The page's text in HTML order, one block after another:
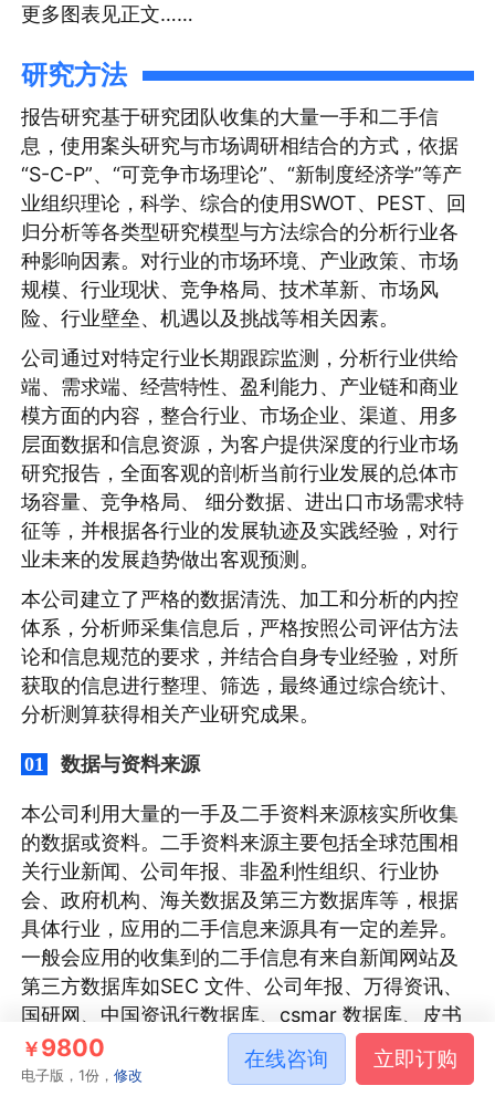
更多图表见正文……
研究方法
报告研究基于研究团队收集的大量一手和二手信
息，使用案头研究与市场调研相结合的方式，依据
“S-C-P”、“可竞争市场理论”、“新制度经济学”等产
业组织理论，科学、综合的使用SWOT、PEST、回
归分析等各类型研究模型与方法综合的分析行业各
种影响因素。对行业的市场环境、产业政策、市场
规模、行业现状、竞争格局、技术革新、市场风
险、行业壁垒、机遇以及挑战等相关因素。
公司通过对特定行业长期跟踪监测，分析行业供给
端、需求端、经营特性、盈利能力、产业链和商业
模方面的内容，整合行业、市场企业、渠道、用多
层面数据和信息资源，为客户提供深度的行业市场
研究报告，全面客观的剖析当前行业发展的总体市
场容量、竞争格局、 细分数据、进出口市场需求特
征等，并根据各行业的发展轨迹及实践经验，对行
业未来的发展趋势做出客观预测。
本公司建立了严格的数据清洗、加工和分析的内控
体系，分析师采集信息后，严格按照公司评估方法
论和信息规范的要求，并结合自身专业经验，对所
获取的信息进行整理、筛选，最终通过综合统计、
分析测算获得相关产业研究成果。
01 数据与资料来源
本公司利用大量的一手及二手资料来源核实所收集
的数据或资料。二手资料来源主要包括全球范围相
关行业新闻、公司年报、非盈利性组织、行业协
会、政府机构、海关数据及第三方数据库等，根据
具体行业，应用的二手信息来源具有一定的差异。
一般会应用的收集到的二手信息有来自新闻网站及
第三方数据库如SEC 文件、公司年报、万得资讯、
国研网、中国资讯行数据库、csmar 数据库、皮书
数据库及中经专网、国家知识产权局等。
一手资料来源于研究团队对行业内重点企业访谈获
￥9800
电子版，1份，修改
在线咨询 立即订购